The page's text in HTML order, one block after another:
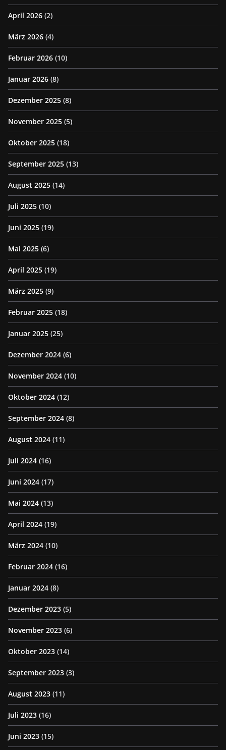
April 2026 (2)
März 2026 (4)
Februar 2026 (10)
Januar 2026 (8)
Dezember 2025 (8)
November 2025 (5)
Oktober 2025 (18)
September 2025 (13)
August 2025 (14)
Juli 2025 (10)
Juni 2025 (19)
Mai 2025 (6)
April 2025 (19)
März 2025 (9)
Februar 2025 (18)
Januar 2025 (25)
Dezember 2024 (6)
November 2024 (10)
Oktober 2024 (12)
September 2024 (8)
August 2024 (11)
Juli 2024 (16)
Juni 2024 (17)
Mai 2024 (13)
April 2024 (19)
März 2024 (10)
Februar 2024 (16)
Januar 2024 (8)
Dezember 2023 (5)
November 2023 (6)
Oktober 2023 (14)
September 2023 (3)
August 2023 (11)
Juli 2023 (16)
Juni 2023 (15)